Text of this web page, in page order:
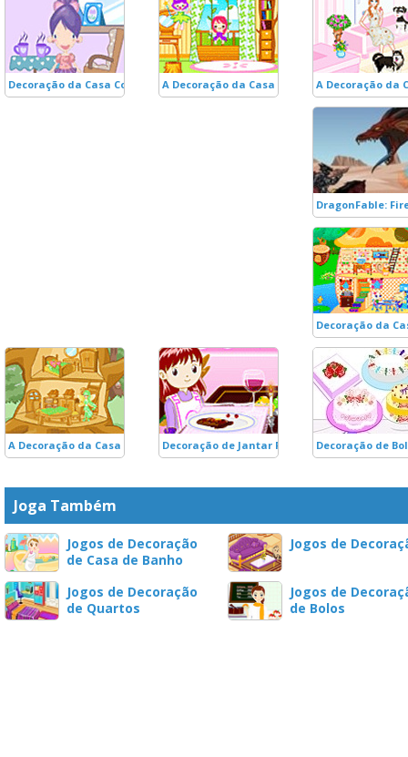
Decoração da Casa CogumeloA Decoração da Casa de Contos de Fadas
A Decoração da
DragonFable:
Decoração da
A Decoração da Casa na ÁrvoreDecoração de Jantar Romântico!Decoração de
Joga Também
Jogos de Decoração
de Casa de Banho
Jogos de
Jogos de Decoração
de Quartos
Jogos de
de Bolos